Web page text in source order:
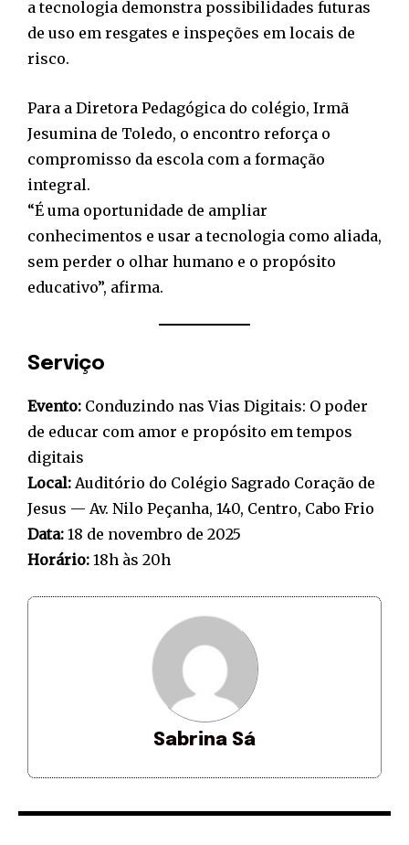
a tecnologia demonstra possibilidades futuras
de uso em resgates e inspeções em locais de
risco.
Para a Diretora Pedagógica do colégio, Irmã
Jesumina de Toledo, o encontro reforça o
compromisso da escola com a formação
integral.
“É uma oportunidade de ampliar
conhecimentos e usar a tecnologia como aliada,
sem perder o olhar humano e o propósito
educativo”, afirma.
Serviço
Evento: Conduzindo nas Vias Digitais: O poder
de educar com amor e propósito em tempos
digitais
Local: Auditório do Colégio Sagrado Coração de
Jesus — Av. Nilo Peçanha, 140, Centro, Cabo Frio
Data: 18 de novembro de 2025
Horário: 18h às 20h
Sabrina Sá